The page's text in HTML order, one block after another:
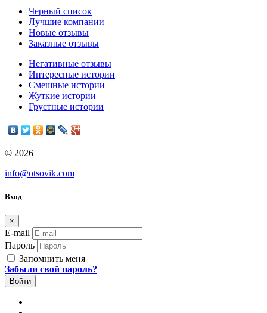
Черный список
Лучшие компании
Новые отзывы
Заказные отзывы
Негативные отзывы
Интересные истории
Смешные истории
Жуткие истории
Грустные истории
© 2026
info@otsovik.com
Вход
×
E-mail
Пароль
Запомнить меня
Забыли свой пароль?